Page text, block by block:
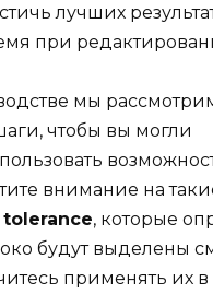
лучших
при
мы
чтобы вы могли
внимание на
tolerance, которые
будут выделены
применять их в